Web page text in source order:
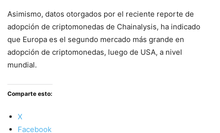
Asimismo, datos otorgados por el reciente reporte de
adopción de criptomonedas de Chainalysis, ha indicado
que Europa es el segundo mercado más grande en
adopción de criptomonedas, luego de USA, a nivel
mundial.
Comparte esto:
X
Facebook